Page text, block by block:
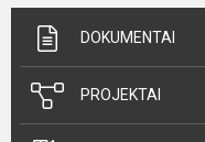
DOKUMENTAI
PROJEKTAI